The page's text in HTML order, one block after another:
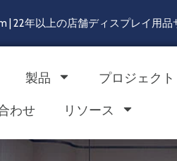
| 22年以上の店舗ディスプレイ用品
製品 プロジェクト
わせ
リソース